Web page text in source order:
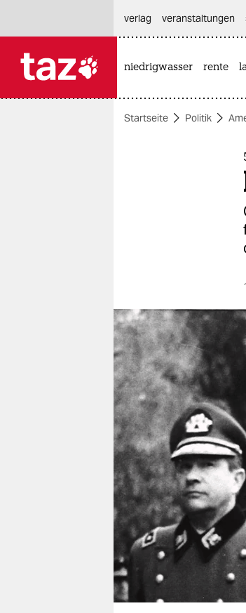
themen
berlin
nord
wahrheit
verlag
verlag
veranstaltungen
shop
fragen & hilfe
unterstützen
abo
genossenschaft
verlag
veranstaltungen
niedrigwasser rente
Startseite Politik